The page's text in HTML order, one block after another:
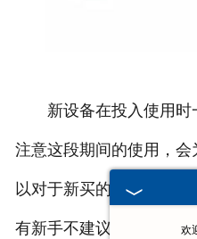
新设备在投入使用时
注意这段期间的使用，
以对于新买的设备操作需
有新手不建议让它使用新
欢